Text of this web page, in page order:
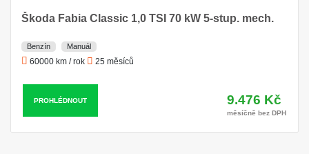
Škoda Fabia Classic 1,0 TSI 70 kW 5-stup. mech.
Benzín Manuál
60000 km / rok 25 měsíců
PROHLÉDNOUT 9.476 Kč
měsíčně bez DPH